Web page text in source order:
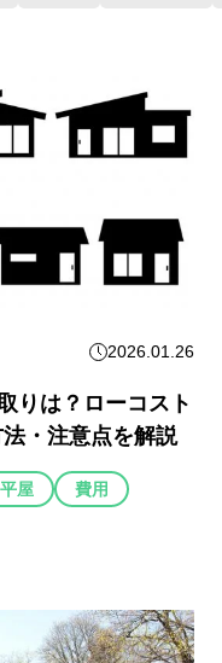
2026.01.26
りは？ローコスト
・注意点を解説
平屋
費用